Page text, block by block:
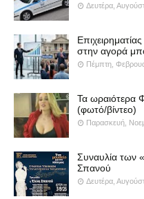
Δευτέρα,
στην αγορά
Πέμπτη,
Τα ωραιότερα
(φωτό/βίντεο)
Παρασκευή,
Συναυλία των
Σπανού
Δευτέρα,